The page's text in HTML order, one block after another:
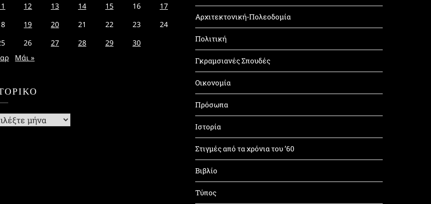
12 13 14 15 16
17
19 20 21 22 23
24
26 27 28 29
30
Μάι »
Αρχιτεκτονική-Πολεοδομία
Πολιτική
Γκραμσιανές Σπουδές
Οικονομία
Πρόσωπα
Ιστορία
Στιγμές από τα χρόνια του ’60
Βιβλίο
Τύπος